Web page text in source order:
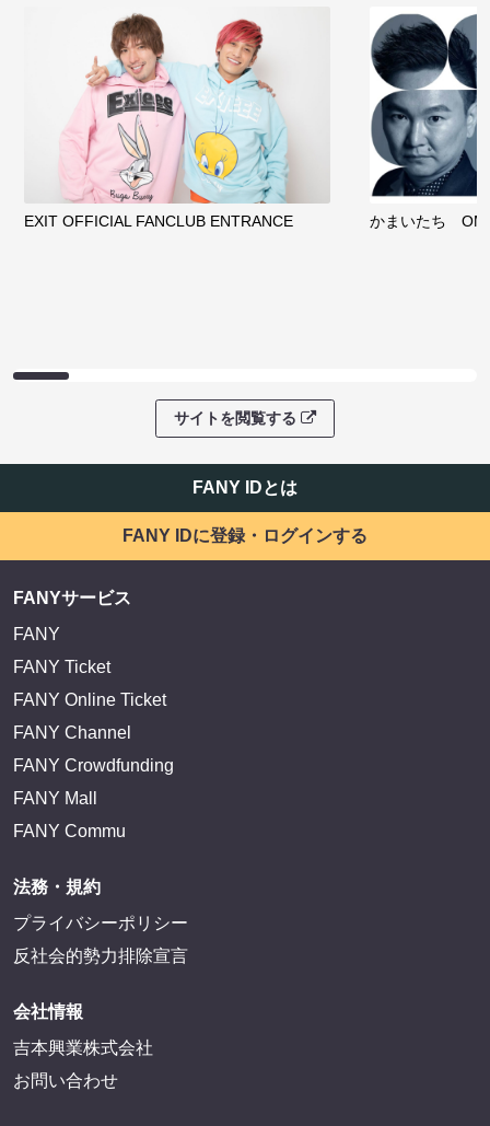
EXIT OFFICIAL FANCLUB ENTRANCE かまいたち
サイトを閲覧する
FANY IDとは
FANY IDに登録・ログインする
FANYサービス
FANY
FANY Ticket
FANY Online Ticket
FANY Channel
FANY Crowdfunding
FANY Mall
FANY Commu
法務・規約
プライバシーポリシー
反社会的勢力排除宣言
会社情報
吉本興業株式会社
お問い合わせ